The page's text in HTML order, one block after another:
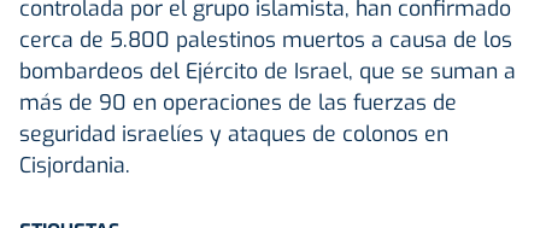
controlada por el grupo islamista, han confirmado
cerca de 5.800 palestinos muertos a causa de los
bombardeos del Ejército de Israel, que se suman a
más de 90 en operaciones de las fuerzas de
seguridad israelíes y ataques de colonos en
Cisjordania.